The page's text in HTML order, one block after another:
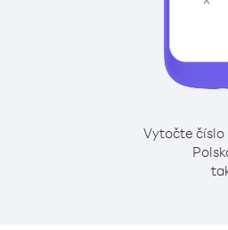
Vytočte číslo